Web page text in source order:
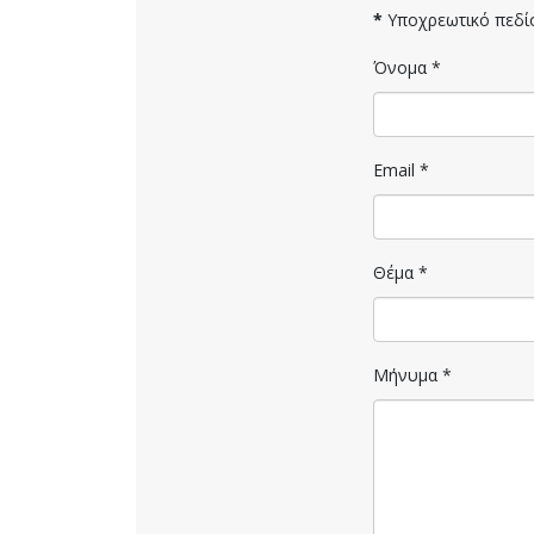
* Υποχρεωτικό
Όνομα *
Email *
Θέμα *
Μήνυμα *